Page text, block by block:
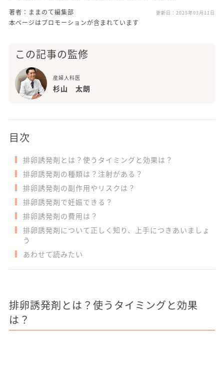
著者：ままのて編集部 更新日： 2025年03月11日
本ページはプロモーションが含まれています
この記事の監修
産婦人科医
杉山 太朗
目次
排卵誘発剤とは？使うタイミングと効果は？
排卵誘発剤の種類は？注射がある？
排卵誘発剤の副作用やリスクは？
排卵誘発剤で妊娠できる？
排卵誘発剤の費用は？
排卵誘発剤について正しく知り、上手につきあいましょ
う
あわせて読みたい
排卵誘発剤とは？使うタイミングと効果
は？